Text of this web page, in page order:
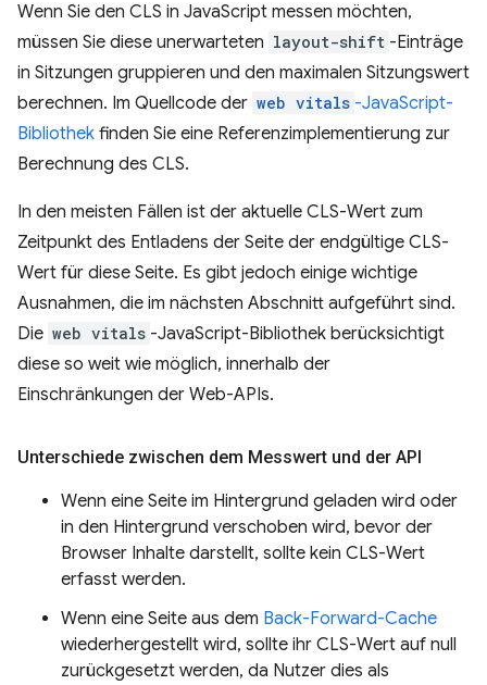
Wenn Sie den CLS in JavaScript messen möchten,
müssen Sie diese unerwarteten layout-shift -Einträge
in Sitzungen gruppieren und den maximalen Sitzungswert
berechnen. Im Quellcode der web vitals -JavaScript-
Bibliothek finden Sie eine Referenzimplementierung zur
Berechnung des CLS.
In den meisten Fällen ist der aktuelle CLS-Wert zum
Zeitpunkt des Entladens der Seite der endgültige CLS-
Wert für diese Seite. Es gibt jedoch einige wichtige
Ausnahmen, die im nächsten Abschnitt aufgeführt sind.
Die web vitals -JavaScript-Bibliothek berücksichtigt
diese so weit wie möglich, innerhalb der
Einschränkungen der Web-APIs.
Unterschiede zwischen dem Messwert und der API
Wenn eine Seite im Hintergrund geladen wird oder
in den Hintergrund verschoben wird, bevor der
Browser Inhalte darstellt, sollte kein CLS-Wert
erfasst werden.
Wenn eine Seite aus dem Back-Forward-Cache
wiederhergestellt wird, sollte ihr CLS-Wert auf null
zurückgesetzt werden, da Nutzer dies als